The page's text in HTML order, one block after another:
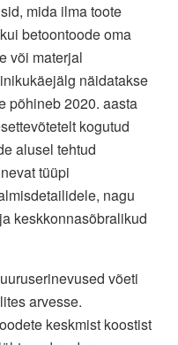
mida ilma toote
betoontoode oma
või materjal
näidatakse
põhineb 2020. aasta
kogutud
alusel tehtud
tüüpi
nagu
keskkonnasõbralikud
võeti
arvesse.
keskmist koostist